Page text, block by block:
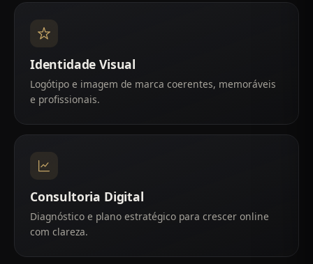
Identidade Visual
Logótipo e imagem de marca coerentes, memoráveis
e profissionais.
Consultoria Digital
Diagnóstico e plano estratégico para crescer online
com clareza.